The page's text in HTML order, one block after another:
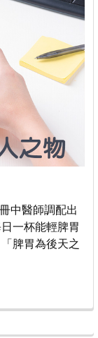
中醫師調配出
一杯能輕脾胃
脾胃為後天之